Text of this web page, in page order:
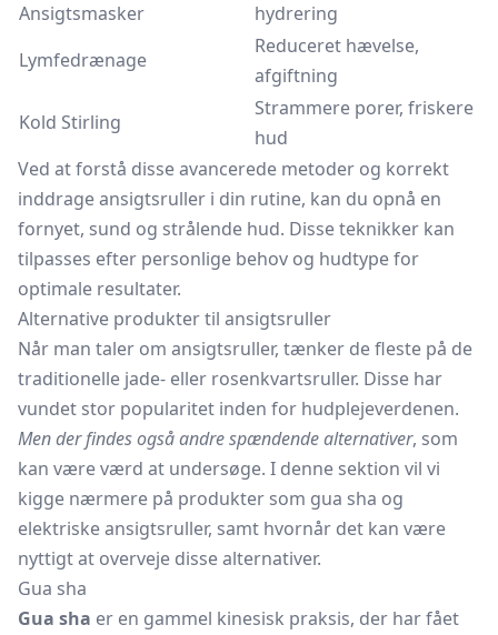
Ansigtsmasker
hydrering
Lymfedrænage
Reduceret hævelse,
afgiftning
Kold Stirling
Strammere porer, friskere
hud
Ved at forstå disse avancerede metoder og korrekt
inddrage ansigtsruller i din rutine, kan du opnå en
fornyet, sund og strålende hud. Disse teknikker kan
tilpasses efter personlige behov og hudtype for
optimale resultater.
Alternative produkter til ansigtsruller
Når man taler om ansigtsruller, tænker de fleste på de
traditionelle jade- eller rosenkvartsruller. Disse har
vundet stor popularitet inden for hudplejeverdenen.
Men der findes også andre spændende alternativer, som
kan være værd at undersøge. I denne sektion vil vi
kigge nærmere på produkter som gua sha og
elektriske ansigtsruller, samt hvornår det kan være
nyttigt at overveje disse alternativer.
Gua sha
Gua sha er en gammel kinesisk praksis, der har fået